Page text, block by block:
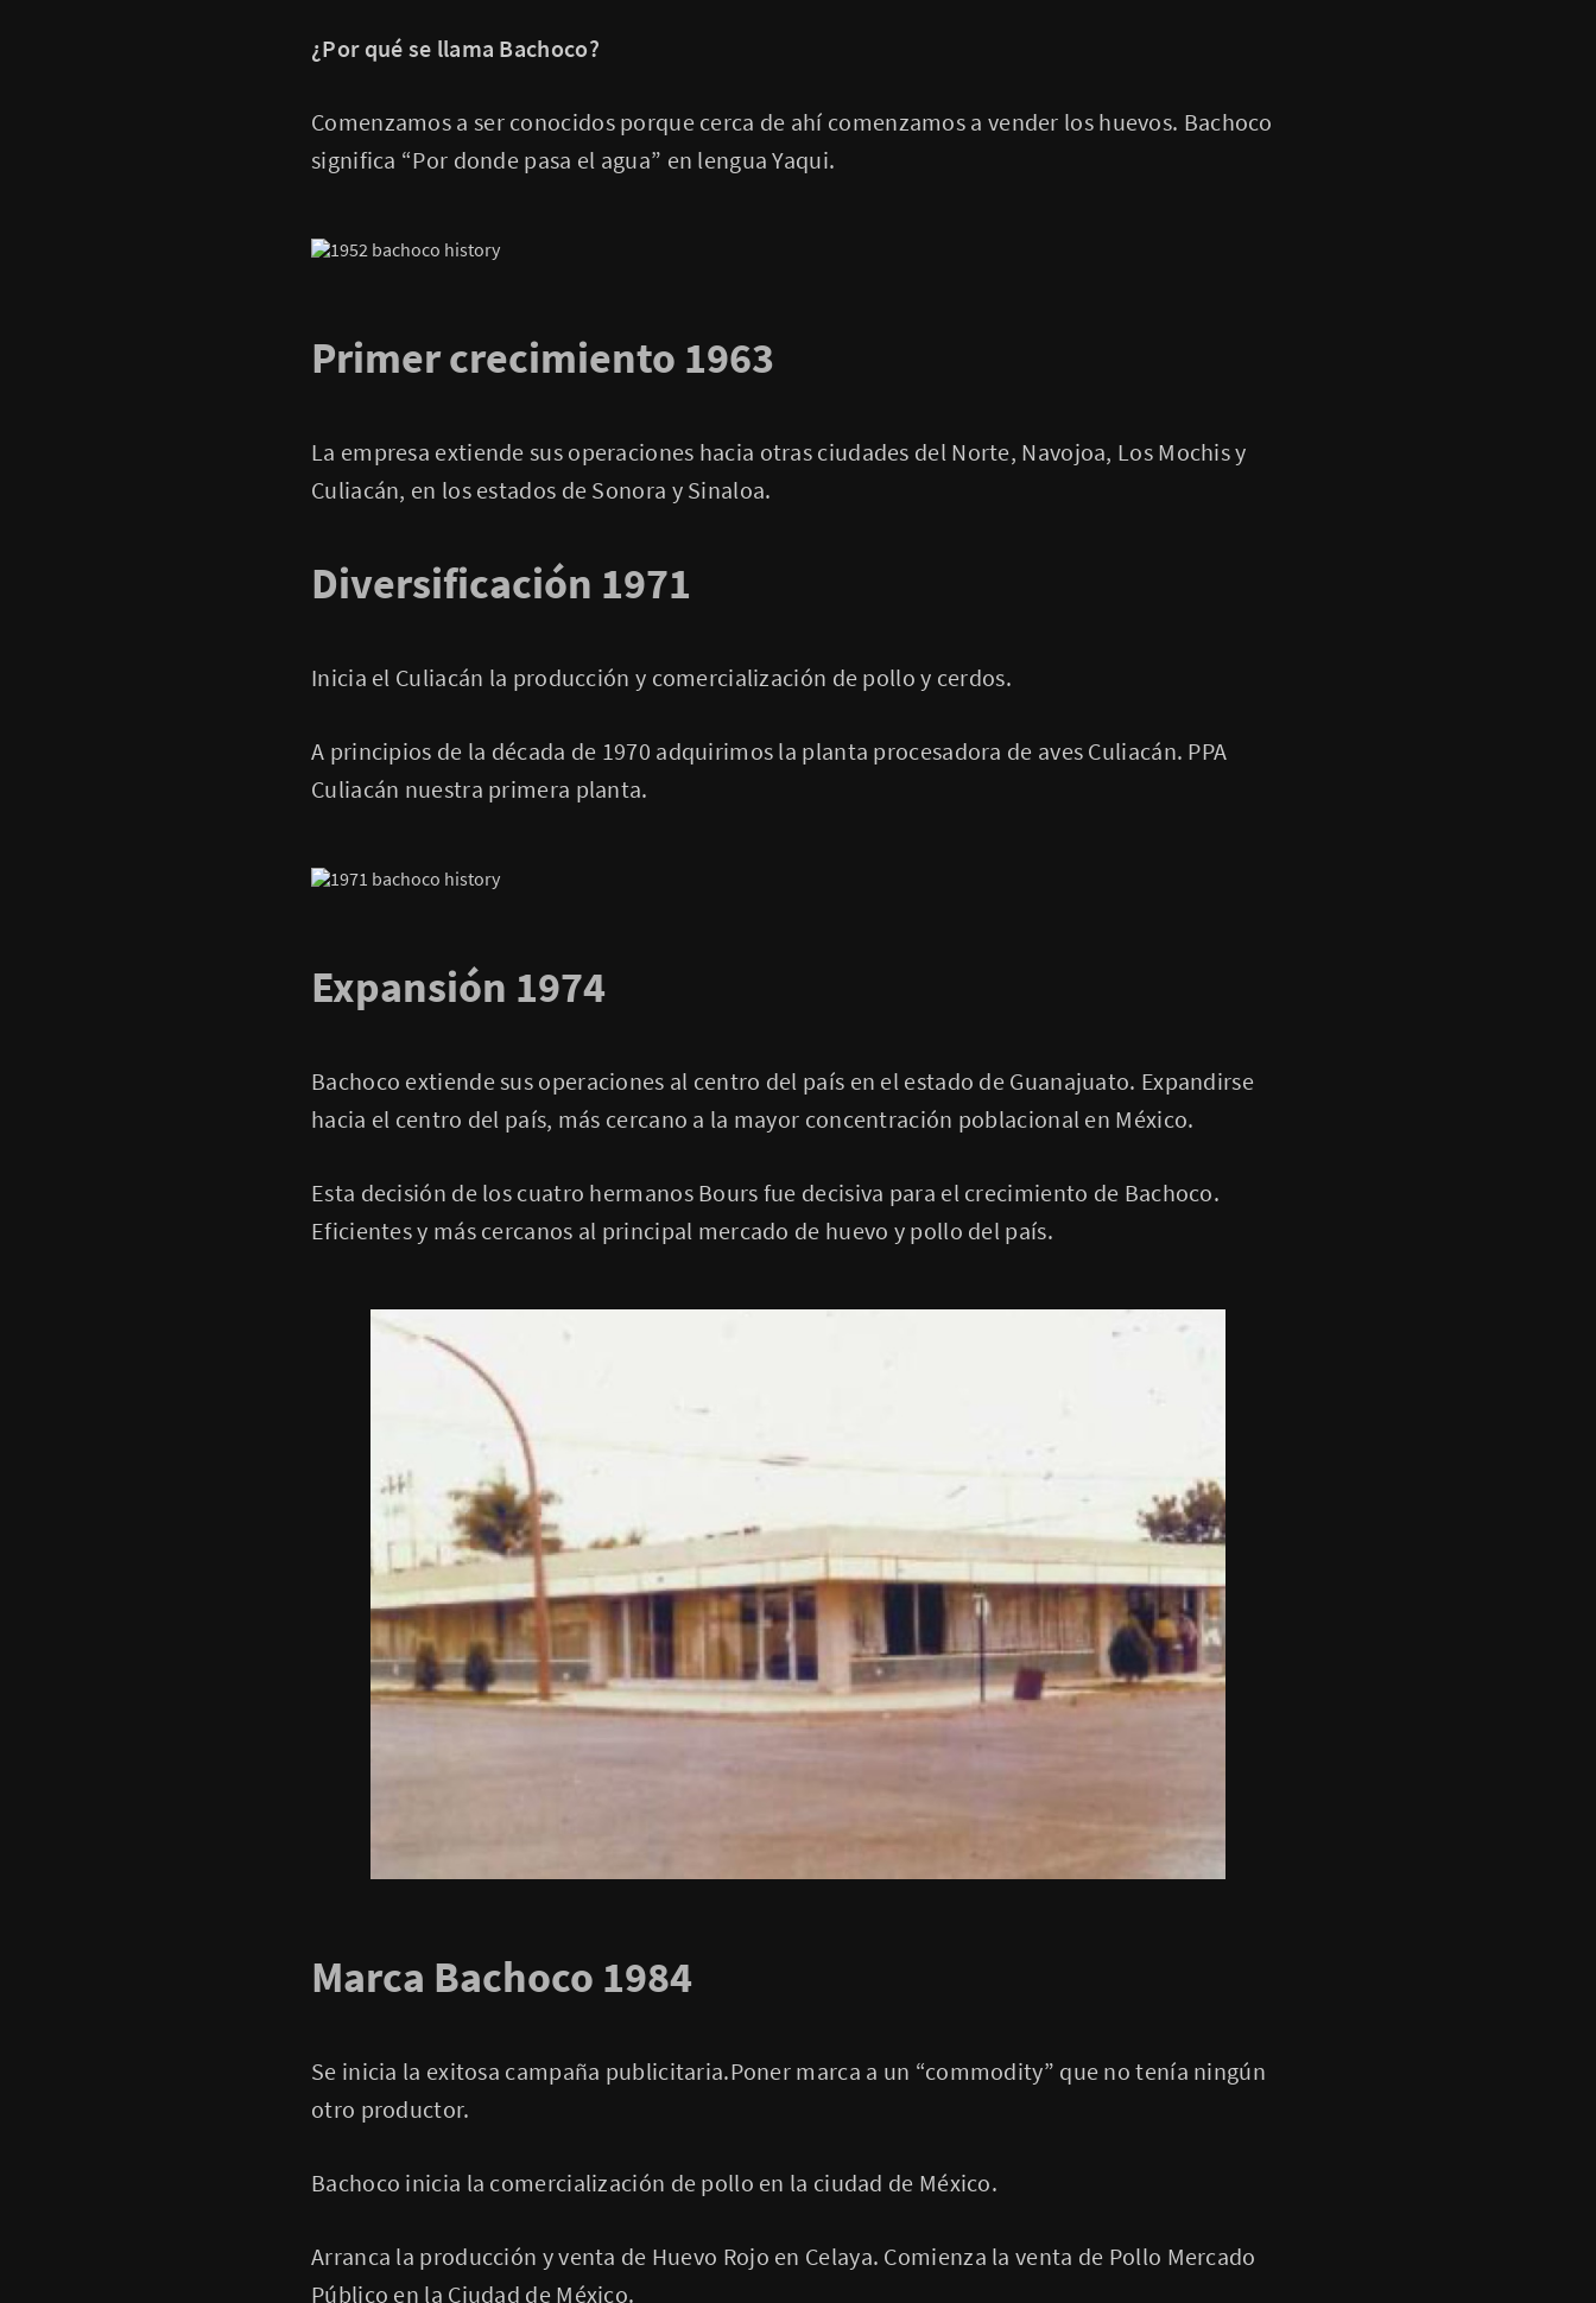
¿Por qué se llama Bachoco?
Comenzamos a ser conocidos porque cerca de ahí comenzamos a vender los huevos. Bachoco
significa “Por donde pasa el agua” en lengua Yaqui.
Primer crecimiento 1963
La empresa extiende sus operaciones hacia otras ciudades del Norte, Navojoa, Los Mochis y
Culiacán, en los estados de Sonora y Sinaloa.
Diversificación 1971
Inicia el Culiacán la producción y comercialización de pollo y cerdos.
A principios de la década de 1970 adquirimos la planta procesadora de aves Culiacán. PPA
Culiacán nuestra primera planta.​
Expansión 1974
Bachoco extiende sus operaciones al centro del país en el estado de Guanajuato. Expandirse
hacia el centro del país, más cercano a la mayor concentración poblacional en México.
Esta decisión de los cuatro hermanos Bours fue decisiva para el crecimiento de Bachoco.
Eficientes y más cercanos al principal mercado de huevo y pollo del país.
Marca Bachoco 1984
Se inicia la exitosa campaña publicitaria.Poner marca a un “commodity” que no tenía ningún
otro productor.
Bachoco inicia la comercialización de pollo en la ciudad de México.
Arranca la producción y venta de Huevo Rojo en Celaya. Comienza la venta de Pollo Mercado
Público en la Ciudad de México.